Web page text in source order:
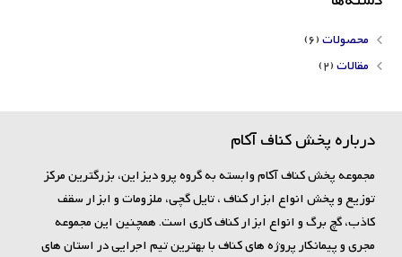
محصولات(6)
مقالات(2)
درباره پخش کناف آکام
مجموعه پخش کناف آکام وابسته به گروه پرو دیزاین، بزرگترین مرکز
توزیع و پخش انواع ابزار کناف ، تایل گچی، ملزومات و ابزار سقف
کاذب، گچ برگ و انواع ابزار کناف کاری است. همچنین این مجموعه
مجری و پیمانکار پروژه های کناف با بهترین تیم اجرایی در استان های